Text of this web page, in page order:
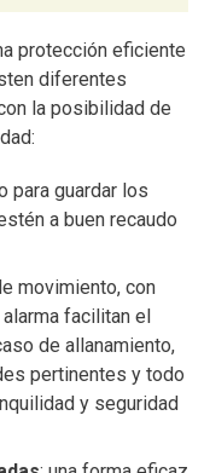
protección eficiente
diferentes
la posibilidad de
para guardar los
a buen recaudo
movimiento, con
facilitan el
de allanamiento,
pertinentes y todo
y seguridad